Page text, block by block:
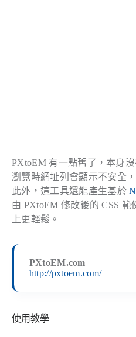
PXtoEM 有一點舊了，本身沒
瀏覽時網址列會顯示不安全
此外，這工具還能產生基於
由 PXtoEM 修改後的 CSS
上更輕鬆。
PXtoEM.com
http://pxtoem.com/
使用教學